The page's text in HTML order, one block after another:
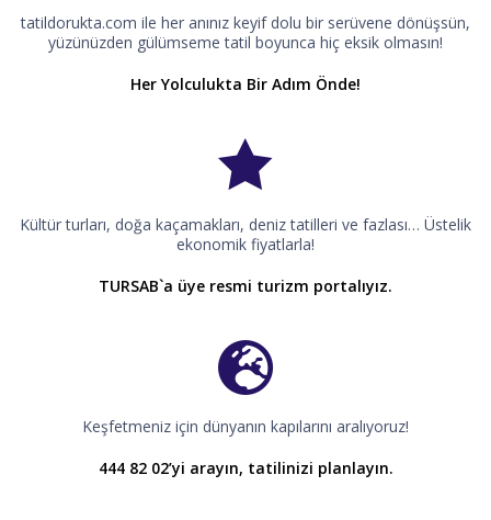
tatildorukta.com ile her anınız keyif dolu bir serüvene dönüşsün,
yüzünüzden gülümseme tatil boyunca hiç eksik olmasın!
Her Yolculukta Bir Adım Önde!
Kültür turları, doğa kaçamakları, deniz tatilleri ve fazlası… Üstelik
ekonomik fiyatlarla!
TURSAB`a üye resmi turizm portalıyız.
Keşfetmeniz için dünyanın kapılarını aralıyoruz!
444 82 02’yi arayın, tatilinizi planlayın.